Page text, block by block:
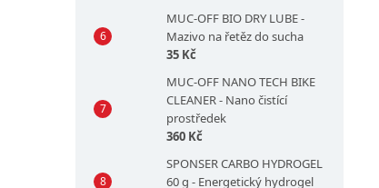
MUC-OFF BIO DRY LUBE -
Mazivo na řetěz do sucha
35 Kč
MUC-OFF NANO TECH BIKE
CLEANER - Nano čistící
prostředek
360 Kč
SPONSER CARBO HYDROGEL
60 g - Energetický hydrogel